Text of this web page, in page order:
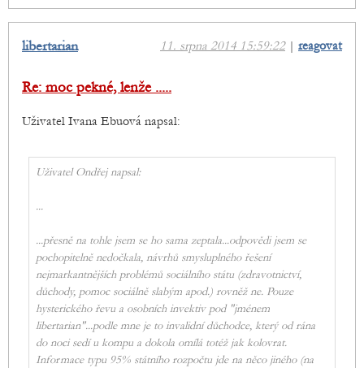
11. srpna 2014 15:59:22| reagovat
libertarian
Re: moc pekné, lenže .....
Uživatel Ivana Ebuová napsal:
Uživatel Ondřej napsal:
...
...přesně na tohle jsem se ho sama zeptala...odpovědi jsem se
pochopitelně nedočkala, návrhů smysluplného řešení
nejmarkantnějších problémů sociálního státu (zdravotnictví,
důchody, pomoc sociálně slabým apod.) rovněž ne. Pouze
hysterického řevu a osobních invektiv pod "jménem
libertarian"...podle mne je to invalidní důchodce, který od rána
do noci sedí u kompu a dokola omílá totéž jak kolovrat.
Informace typu 95% státního rozpočtu jde na něco jiného (na